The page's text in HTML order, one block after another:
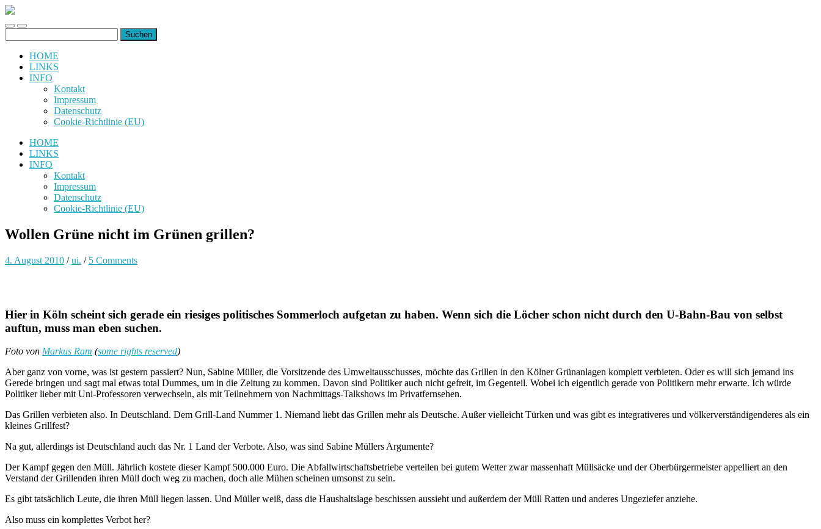
uiuiuiuiuiuiui.de
Toggle
mobile
Toggle
search
nach:
HOME
LINKS
INFO
Kontakt
Impressum
Datenschutz
Cookie-Richtlinie (EU)
HOME
LINKS
INFO
Kontakt
Impressum
Datenschutz
Cookie-Richtlinie (EU)
Wollen Grüne nicht im Grünen grillen?
4. August 2010 /ui. / 5 Comments
Hier in Köln scheint sich gerade ein riesiges politisches Sommerloch aufgetan zu haben. Wenn sich die Löcher schon nicht durch den U-Bahn-Bau von selbst
auftun, muss man eben suchen.
Foto von Markus Ram (some rights reserved)
Aber ganz von vorne, was ist gestern passiert? Nun, Sabine Müller, die Vorsitzende des Umweltausschusses, möchte das Grillen in den Kölner Grünanlagen komplett verbieten. Oder es will sich jemand ins
Gerede bringen und sagt mal etwas total Dummes, um in die Zeitung zu kommen. Davon sind Politiker auch nicht gefreit, im Gegenteil. Wobei ich eigentlich gerade von Politikern mehr erwarte. Ich würde
Politiker lieber mit Uni-Professoren verwechseln, als mit Teilnehmern von Nachmittags-Talkshows im Privatfernsehen.
Das Grillen verbieten also. In Deutschland. Dem Grill-Land Nummer 1. Niemand liebt das Grillen mehr als Deutsche. Außer vielleicht Türken und was gibt es integrativeres und völkerverständigenderes als ein
kleines Grillfest?
Na gut, allerdings ist Deutschland auch das Nr. 1 Land der Verbote. Also, was sind Sabine Müllers Argumente?
Der Kampf gegen den Müll. Jährlich kostete dieser Kampf 500.000 Euro. Die Abfallwirtschaftsbetriebe verteilen bei gutem Wetter zwar massenhaft Müllsäcke und der Oberbürgermeister appelliert an den
Verstand der Grillenden ihren Müll doch weg zu machen, doch alle Mühen scheinen umsonst zu sein.
Es gibt tatsächlich Leute, die ihren Müll liegen lassen. Und Müller weiß, dass die Haushaltslage beschissen aussieht und außerdem der Müll Ratten und anderes Ungeziefer anziehe.
Also muss ein komplettes Verbot her?